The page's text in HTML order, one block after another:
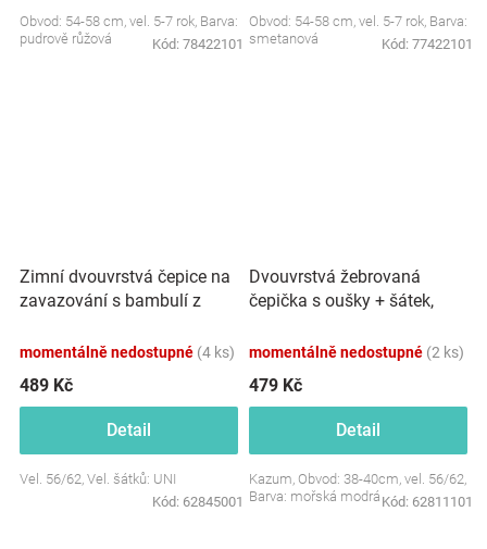
Obvod: 54-58 cm, vel. 5-7 rok, Barva:
pudrově růžová
Kód: 78422101
Obvod: 54-58 cm, vel. 5-7 rok, Barva:
smetanová
Kód: 77422101
Zimní dvouvrstvá čepice na
zavazování s bambulí z
béžová
momentálně nedostupné (4 ks)
489 Kč
Detail
Vel. 56/62, Vel. šátků: UNI
Kód: 62845001
Dvouvrstvá žebrovaná
čepička s oušky + šátek,
momentálně nedostupné (2 ks)
479 Kč
Detail
Kazum, Obvod: 38-40cm, vel. 56/62,
Barva: mořská modrá Kód: 62811101